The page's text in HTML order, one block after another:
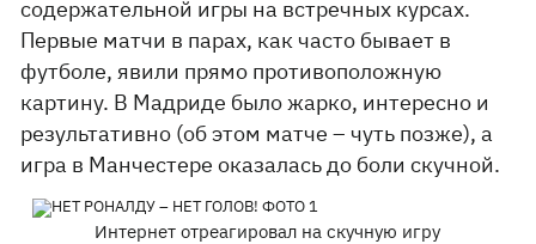
содержательной игры на встречных курсах.
Первые матчи в парах, как часто бывает в
футболе, явили прямо противоположную
картину. В Мадриде было жарко, интересно и
результативно (об этом матче – чуть позже), а
игра в Манчестере оказалась до боли скучной.
Интернет отреагировал на скучную игру